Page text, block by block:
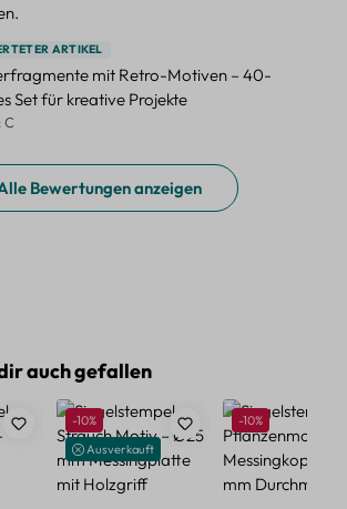
ARTIKEL
mit Retro-Motiven – 40-
Set für kreative Projekte
C
Bewertungen anzeigen
auch gefallen
Rabatt
-10%
Ausverkauft
Rabatt
-10%